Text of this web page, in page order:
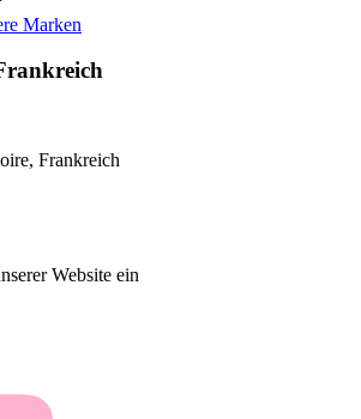
Marken
Frankreich
Website ein